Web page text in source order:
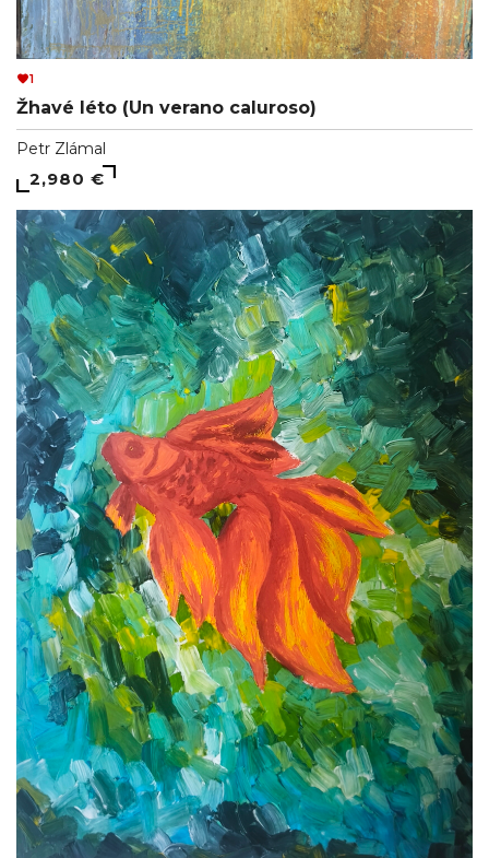
1
Žhavé léto (Un verano caluroso)
Petr Zlámal
2,980 €